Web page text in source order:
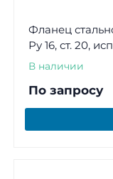
Фланец
Ру 16, ст. 20,
В наличии
По запросу